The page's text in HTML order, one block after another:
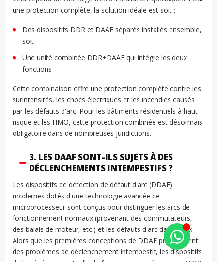
une protection complète, la solution idéale est soit :
Des dispositifs DDR et DAAF séparés installés ensemble,
soit
Une unité combinée DDR+DAAF qui intègre les deux
fonctions
Cette combinaison offre une protection complète contre les
surintensités, les chocs électriques et les incendies causés
par les défauts d'arc. Pour les bâtiments résidentiels à haut
risque et les HMO, cette protection combinée est désormais
obligatoire dans de nombreuses juridictions.
3. LES DAAF SONT-ILS SUJETS À DES
DÉCLENCHEMENTS INTEMPESTIFS ?
Les dispositifs de détection de défaut d'arc (DDAF)
modernes dotés d'une technologie avancée de
microprocesseur sont conçus pour distinguer les arcs de
fonctionnement normaux (provenant des commutateurs,
des balais de moteur, etc.) et les défauts d'arc dangereux.
Alors que les premières conceptions de DDAF présentaient
des problèmes de déclenchement intempestif, les dispositifs